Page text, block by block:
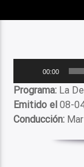
audio
00:00
Programa: La
Emitido el 08-
Conducción: